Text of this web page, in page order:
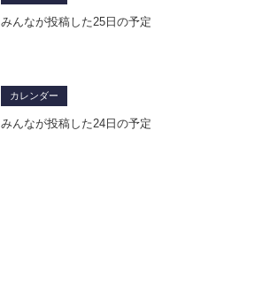
みんなが投稿した25日の予定
カレンダー
みんなが投稿した24日の予定